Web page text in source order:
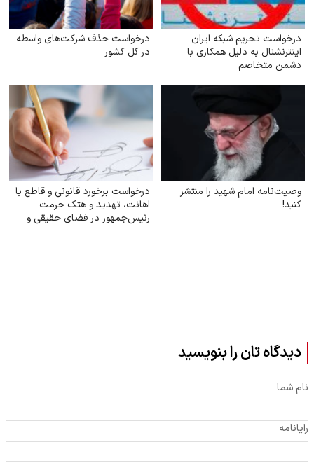
درخواست تحریم شبکه ایران
اینترنشنال به دلیل همکاری با
دشمن متخاصم
درخواست حذف شرکت‌های واسطه
در کل کشور
وصیت‌نامه امام شهید را منتشر
کنید!
درخواست برخورد قانونی و قاطع با
اهانت، تهدید و هتک حرمت
رئیس‌جمهور در فضای حقیقی و
دیدگاه تان را بنویسید
نام شما
رایانامه